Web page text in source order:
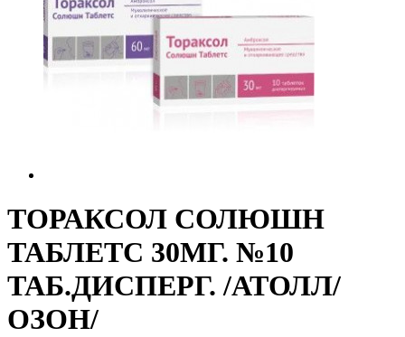
ТОРАКСОЛ СОЛЮШН
ТАБЛЕТС 30МГ. №10
ТАБ.ДИСПЕРГ. /АТОЛЛ/
ОЗОН/